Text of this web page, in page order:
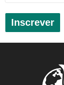
Inscrever